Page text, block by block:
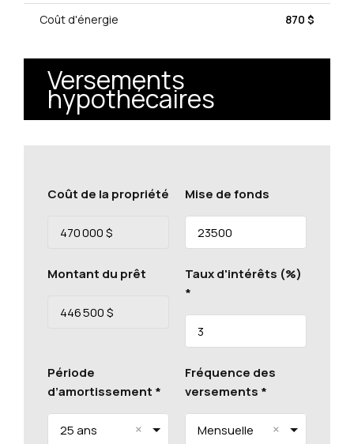
Coût d'énergie 870 $
Versements
hypothécaires
Coût de la propriété Mise de fonds
Montant du prêt
Taux d'intérêts (%)
*
Période
d’amortissement *
25 ans ×
Fréquence des
versements *
Mensuelle ×